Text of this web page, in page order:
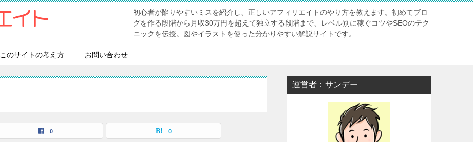
初心者が陥りやすいミスを紹介し、正しいアフィリエイトのやり方を教えます。初めてブロ
グを作る段階から月収30万円を超えて独立する段階まで、レベル別に稼ぐコツやSEOのテク
ニックを伝授。図やイラストを使った分かりやすい解説サイトです。
このサイトの考え方 お問い合わせ
0 0
運営者：サンデー